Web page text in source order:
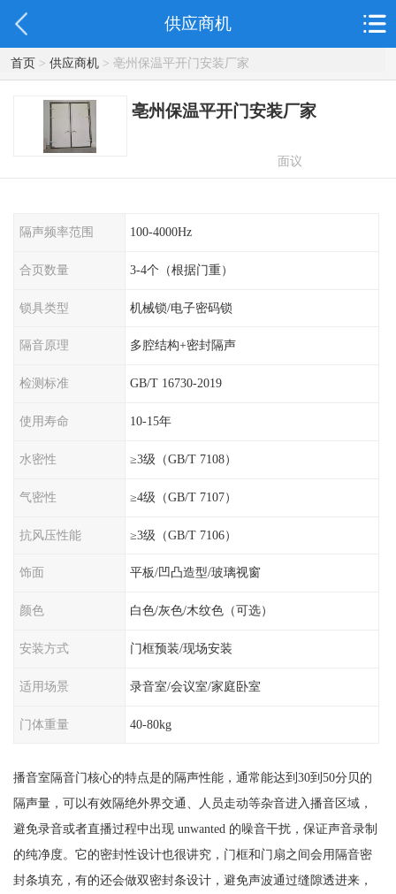
供应商机
首页> 供应商机> 亳州保温平开门安装厂家
亳州保温平开门安装厂家
面议
隔声频率范围 100-4000Hz
合页数量 3-4个（根据门重）
锁具类型 机械锁/电子密码锁
隔音原理 多腔结构+密封隔声
检测标准 GB/T 16730-2019
使用寿命 10-15年
水密性 ≥3级（GB/T 7108）
气密性 ≥4级（GB/T 7107）
抗风压性能 ≥3级（GB/T 7106）
饰面 平板/凹凸造型/玻璃视窗
颜色 白色/灰色/木纹色（可选）
安装方式 门框预装/现场安装
适用场景 录音室/会议室/家庭卧室
门体重量 40-80kg
播音室隔音门核心的特点是的隔声性能，通常能达到30到50分贝的
隔声量，可以有效隔绝外界交通、人员走动等杂音进入播音区域，
避免录音或者直播过程中出现 unwanted 的噪音干扰，保证声音录制
的纯净度。它的密封性设计也很讲究，门框和门扇之间会用隔音密
封条填充，有的还会做双密封条设计，避免声波通过缝隙透进来，